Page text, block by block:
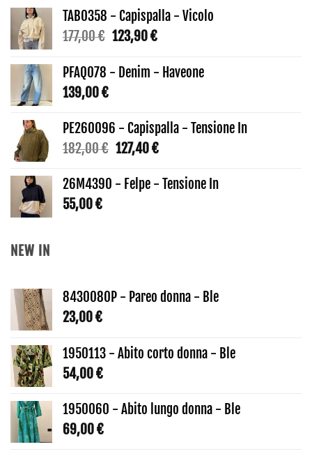
TAB0358 - Capispalla - Vicolo
177,00€ Il
originale
123,90€Il
attuale
PFAQ078 - Denim - Haveone
139,00€
PE260096 - Capispalla - Tensione In
182,00€ Il
originale
127,40€Il
attuale
26M4390 - Felpe - Tensione In
55,00€
NEW IN
8430080P - Pareo donna - Ble
23,00€
1950113 - Abito corto donna - Ble
54,00€
1950060 - Abito lungo donna - Ble
69,00€